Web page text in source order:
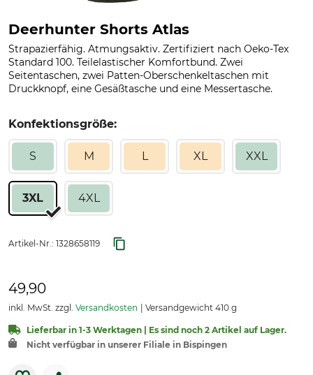
Deerhunter Shorts Atlas
Strapazierfähig. Atmungsaktiv. Zertifiziert nach Oeko-Tex
Standard 100. Teilelastischer Komfortbund. Zwei
Seitentaschen, zwei Patten-Oberschenkeltaschen mit
Druckknopf, eine Gesäßtasche und eine Messertasche.
Konfektionsgröße:
S M L XL XXL
3XL 4XL
Artikel-Nr.: 1328658119
49,90
inkl. MwSt. zzgl. Versandkosten Versandgewicht 410 g
Lieferbar in 1-3 Werktagen | Es sind noch 2 Artikel auf Lager.
Nicht verfügbar in unserer Filiale in Bispingen